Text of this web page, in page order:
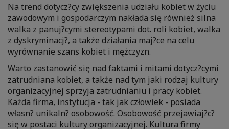
Na trend dotycz?cy zwiększenia udziału kobiet w życiu
zawodowym i gospodarczym nakłada się również silna
walka z panuj?cymi stereotypami dot. roli kobiet, walka
z dyskryminacj?, a także działania maj?ce na celu
wyrównanie szans kobiet i mężczyzn.
Warto zastanowić się nad faktami i mitami dotycz?cymi
zatrudniana kobiet, a także nad tym jaki rodzaj kultury
organizacyjnej sprzyja zatrudnianiu i pracy kobiet.
Każda firma, instytucja - tak jak człowiek - posiada
własn? unikaln? osobowość. Osobowość przejawiaj?c?
się w postaci kultury organizacyjnej. Kultura firmy